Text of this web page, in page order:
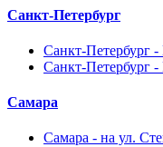
Санкт-Петербург
Санкт-Петербург
Санкт-Петербург -
Самара
Самара - на ул.